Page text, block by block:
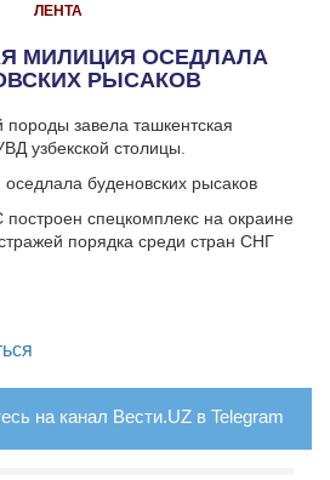
ЛЕНТА
МИЛИЦИЯ ОСЕДЛАЛА
РЫСАКОВ
породы завела ташкентская
узбекской столицы.
спецкомплекс на окраине
порядка среди стран СНГ
на канал Вести.UZ в Telegram